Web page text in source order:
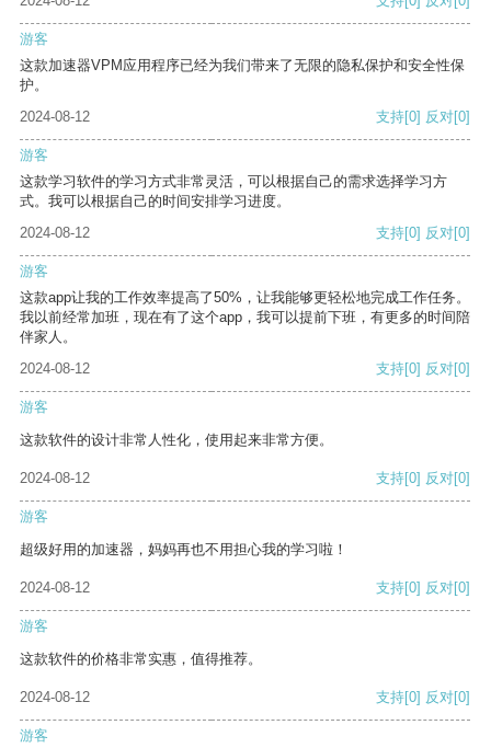
游客
这款加速器VPM应用程序已经为我们带来了无限的隐私保护和安全性保
护。
2024-08-12
支持[0] 反对[0]
游客
这款学习软件的学习方式非常灵活，可以根据自己的需求选择学习方
式。我可以根据自己的时间安排学习进度。
2024-08-12
支持[0] 反对[0]
游客
这款app让我的工作效率提高了50%，让我能够更轻松地完成工作任务。
我以前经常加班，现在有了这个app，我可以提前下班，有更多的时间陪
伴家人。
2024-08-12
支持[0] 反对[0]
游客
这款软件的设计非常人性化，使用起来非常方便。
2024-08-12 支持[0] 反对[0]
游客
超级好用的加速器，妈妈再也不用担心我的学习啦！
2024-08-12 支持[0] 反对[0]
游客
这款软件的价格非常实惠，值得推荐。
2024-08-12 支持[0] 反对[0]
游客